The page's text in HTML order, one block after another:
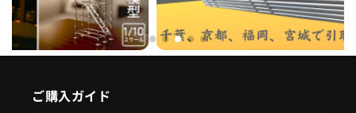
ご購入ガイド